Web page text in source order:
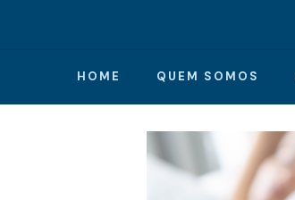
HOME QUEM SOMOS